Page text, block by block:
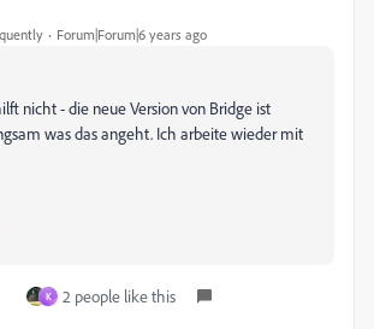
Forum|Forum|6 years ago
nicht - die neue Version von Bridge ist
was das angeht. Ich arbeite wieder mit
K 2 people like this